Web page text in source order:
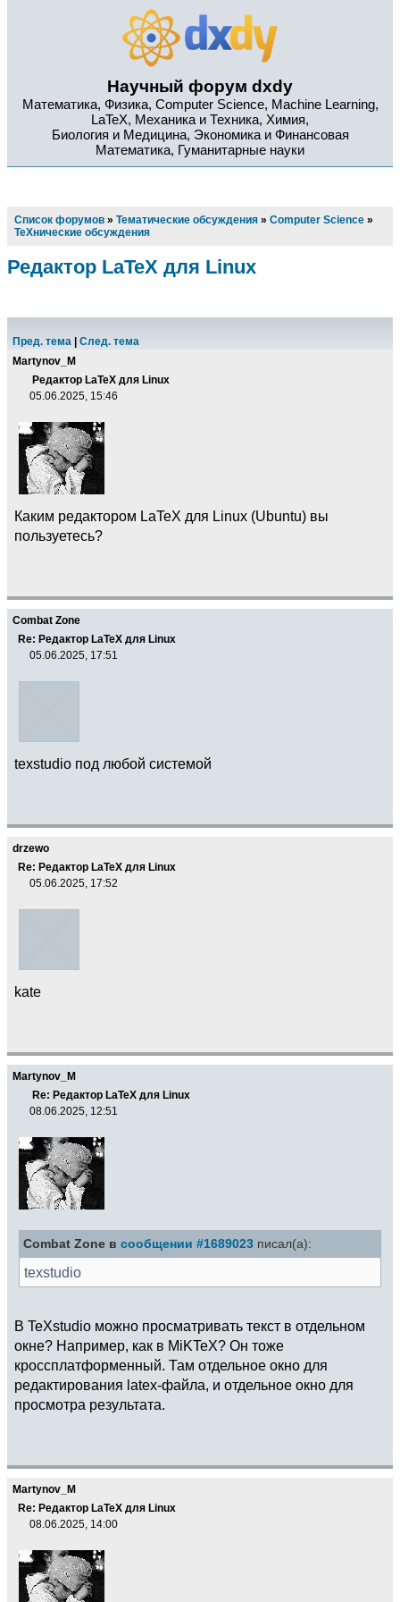
Научный форум dxdy
Математика, Физика, Computer Science, Machine Learning,
LaTeX, Механика и Техника, Химия,
Биология и Медицина, Экономика и Финансовая
Математика, Гуманитарные науки
Список форумов » Тематические обсуждения » Computer Science »
TeXнические обсуждения
Редактор LaTeX для Linux
Пред. тема
След. тема
Martynov_M
Редактор LaTeX для Linux
05.06.2025, 15:46
Каким редактором LaTeX для Linux (Ubuntu) вы
пользуетесь?
Combat Zone
Re: Редактор LaTeX для Linux
05.06.2025, 17:51
texstudio под любой системой
drzewo
Re: Редактор LaTeX для Linux
05.06.2025, 17:52
kate
Martynov_M
Re: Редактор LaTeX для Linux
08.06.2025, 12:51
Combat Zone в сообщении #1689023 писал(а):
texstudio
В TeXstudio можно просматривать текст в отдельном
окне? Например, как в MiKTeX? Он тоже
кроссплатформенный. Там отдельное окно для
редактирования latex-файла, и отдельное окно для
просмотра результата.
Martynov_M
Re: Редактор LaTeX для Linux
08.06.2025, 14:00